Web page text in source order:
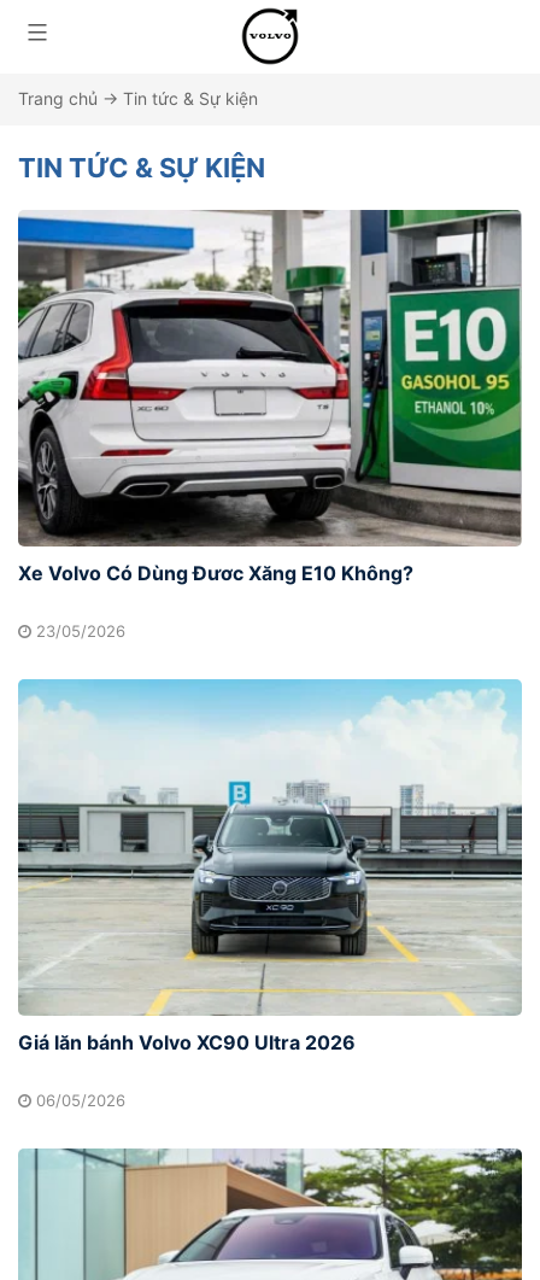
Trang chủ → Tin tức & Sự kiện
TIN TỨC & SỰ KIỆN
Xe Volvo Có Dùng Đươc Xăng E10 Không?
23/05/2026
Giá lăn bánh Volvo XC90 Ultra 2026
06/05/2026